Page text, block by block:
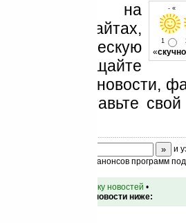
- «
1
«скучно
линк на
сайтах,
посещайте
чат, новости,
и оставьте
и
дайджест новостей, анонсов программ
вернуться к списку новостей •
Обсуждение этой новости ниже: